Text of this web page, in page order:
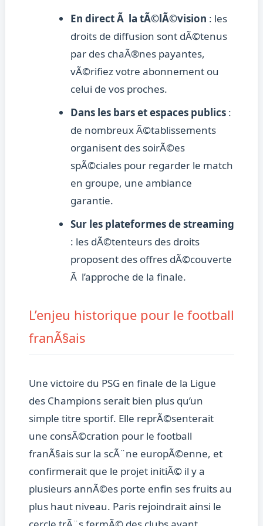
En direct Ã la tÃ©lÃ©vision : les
droits de diffusion sont dÃ©tenus
par des chaÃ®nes payantes,
vÃ©rifiez votre abonnement ou
celui de vos proches.
Dans les bars et espaces publics:
de nombreux Ã©tablissements
organisent des soirÃ©es
spÃ©ciales pour regarder le match
en groupe, une ambiance
garantie.
Sur les plateformes de streaming
: les dÃ©tenteurs des droits
proposent des offres dÃ©couverte
Ã l’approche de la finale.
L’enjeu historique pour le football
franÃ§ais
Une victoire du PSG en finale de la Ligue
des Champions serait bien plus qu’un
simple titre sportif. Elle reprÃ©senterait
une consÃ©cration pour le football
franÃ§ais sur la scÃ¨ne europÃ©enne, et
confirmerait que le projet initiÃ© il y a
plusieurs annÃ©es porte enfin ses fruits au
plus haut niveau. Paris rejoindrait ainsi le